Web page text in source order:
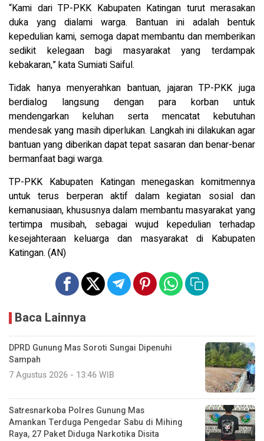
“Kami dari TP-PKK Kabupaten Katingan turut merasakan
duka yang dialami warga. Bantuan ini adalah bentuk
kepedulian kami, semoga dapat membantu dan memberikan
sedikit kelegaan bagi masyarakat yang terdampak
kebakaran,” kata Sumiati Saiful.
Tidak hanya menyerahkan bantuan, jajaran TP-PKK juga
berdialog langsung dengan para korban untuk
mendengarkan keluhan serta mencatat kebutuhan
mendesak yang masih diperlukan. Langkah ini dilakukan agar
bantuan yang diberikan dapat tepat sasaran dan benar-benar
bermanfaat bagi warga.
TP-PKK Kabupaten Katingan menegaskan komitmennya
untuk terus berperan aktif dalam kegiatan sosial dan
kemanusiaan, khususnya dalam membantu masyarakat yang
tertimpa musibah, sebagai wujud kepedulian terhadap
kesejahteraan keluarga dan masyarakat di Kabupaten
Katingan. (AN)
Baca Lainnya
DPRD Gunung Mas Soroti Sungai Dipenuhi
Sampah
7 Agustus 2026 - 13:46 WIB
Satresnarkoba Polres Gunung Mas
Amankan Terduga Pengedar Sabu di Mihing
Raya, 27 Paket Diduga Narkotika Disita